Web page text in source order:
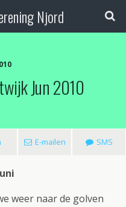
Njord
Jun 2010
E-mailen SMS
weer naar de golven